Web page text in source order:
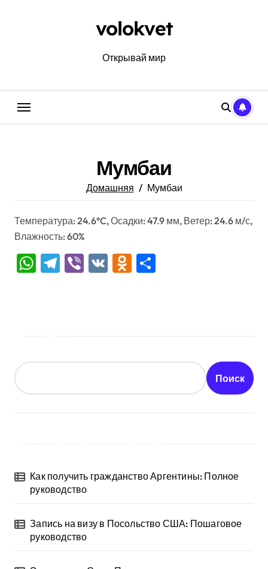
volokvet
Открывай мир
Мумбаи
Домашняя Мумбаи
Температура: 24.6°C, Осадки: 47.9 мм, Ветер: 24.6 м/с,
Влажность: 60%
WhatsApp
Telegram
Viber
VK Odnoklassniki
Поиск
Как получить гражданство Аргентины: Полное
руководство
Запись на визу в Посольство США: Пошаговое
руководство